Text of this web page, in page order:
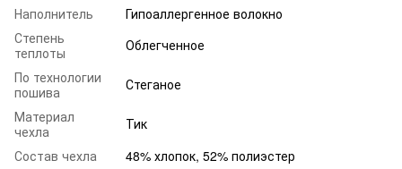
Наполнитель
Гипоаллергенное волокно
Степень
теплоты
Облегченное
По технологии
пошива
Стеганое
Материал
чехла
Тик
Состав чехла
48% хлопок, 52% полиэстер